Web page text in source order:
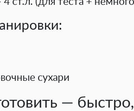
сухари
—